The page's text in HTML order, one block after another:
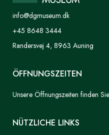
info@dgmuseum.dk
+45 8648 3444
Randersvej 4, 8963 Auning
ÖFFNUNGSZEITEN
Unsere Öffnungszeiten finden
NÜTZLICHE LINKS